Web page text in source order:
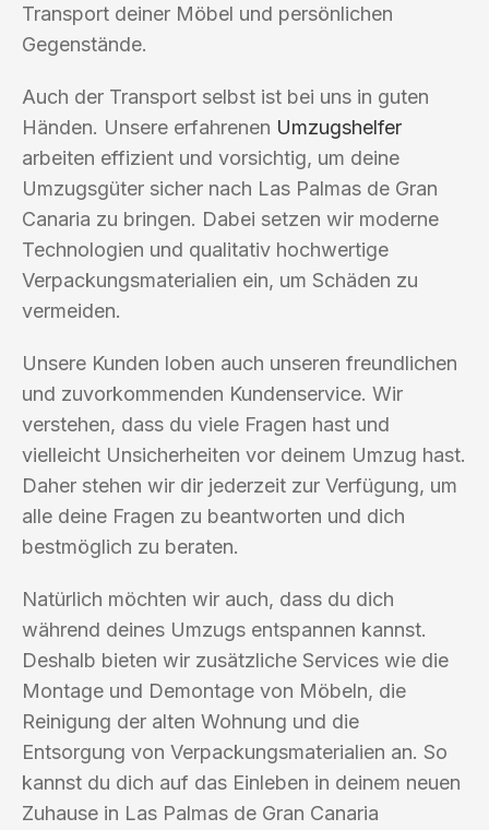
Transport deiner Möbel und persönlichen
Gegenstände.
Auch der Transport selbst ist bei uns in guten
Händen. Unsere erfahrenen Umzugshelfer
arbeiten effizient und vorsichtig, um deine
Umzugsgüter sicher nach Las Palmas de Gran
Canaria zu bringen. Dabei setzen wir moderne
Technologien und qualitativ hochwertige
Verpackungsmaterialien ein, um Schäden zu
vermeiden.
Unsere Kunden loben auch unseren freundlichen
und zuvorkommenden Kundenservice. Wir
verstehen, dass du viele Fragen hast und
vielleicht Unsicherheiten vor deinem Umzug hast.
Daher stehen wir dir jederzeit zur Verfügung, um
alle deine Fragen zu beantworten und dich
bestmöglich zu beraten.
Natürlich möchten wir auch, dass du dich
während deines Umzugs entspannen kannst.
Deshalb bieten wir zusätzliche Services wie die
Montage und Demontage von Möbeln, die
Reinigung der alten Wohnung und die
Entsorgung von Verpackungsmaterialien an. So
kannst du dich auf das Einleben in deinem neuen
Zuhause in Las Palmas de Gran Canaria